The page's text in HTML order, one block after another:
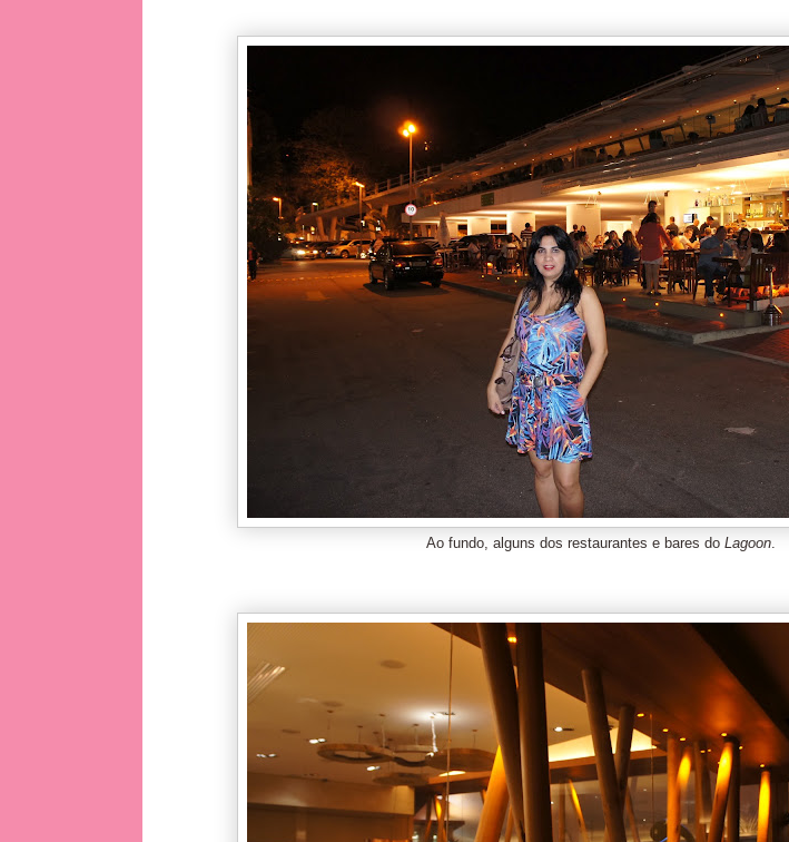
Ao fundo, alguns dos restaurantes e bares do Lagoon.